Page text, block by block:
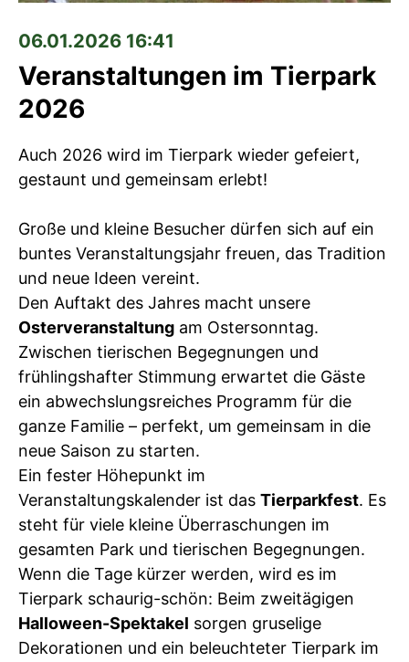
06.01.2026 16:41
Veranstaltungen im Tierpark
2026
Auch 2026 wird im Tierpark wieder gefeiert,
gestaunt und gemeinsam erlebt!
Große und kleine Besucher dürfen sich auf ein
buntes Veranstaltungsjahr freuen, das Tradition
und neue Ideen vereint.
Den Auftakt des Jahres macht unsere
Osterveranstaltung am Ostersonntag.
Zwischen tierischen Begegnungen und
frühlingshafter Stimmung erwartet die Gäste
ein abwechslungsreiches Programm für die
ganze Familie – perfekt, um gemeinsam in die
neue Saison zu starten.
Ein fester Höhepunkt im
Veranstaltungskalender ist das Tierparkfest. Es
steht für viele kleine Überraschungen im
gesamten Park und tierischen Begegnungen.
Wenn die Tage kürzer werden, wird es im
Tierpark schaurig-schön: Beim zweitägigen
Halloween-Spektakel sorgen gruselige
Dekorationen und ein beleuchteter Tierpark im